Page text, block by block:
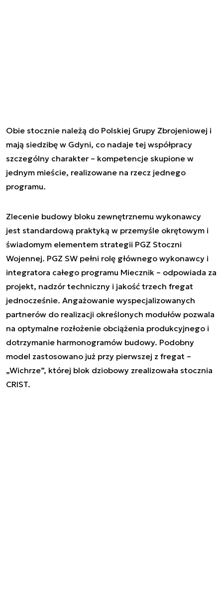
Obie stocznie należą do Polskiej Grupy Zbrojeniowej i
mają siedzibę w Gdyni, co nadaje tej współpracy
szczególny charakter – kompetencje skupione w
jednym mieście, realizowane na rzecz jednego
programu.
Zlecenie budowy bloku zewnętrznemu wykonawcy
jest standardową praktyką w przemyśle okrętowym i
świadomym elementem strategii PGZ Stoczni
Wojennej. PGZ SW pełni rolę głównego wykonawcy i
integratora całego programu Miecznik – odpowiada za
projekt, nadzór techniczny i jakość trzech fregat
jednocześnie. Angażowanie wyspecjalizowanych
partnerów do realizacji określonych modułów pozwala
na optymalne rozłożenie obciążenia produkcyjnego i
dotrzymanie harmonogramów budowy. Podobny
model zastosowano już przy pierwszej z fregat –
„Wichrze”, której blok dziobowy zrealizowała stocznia
CRIST.